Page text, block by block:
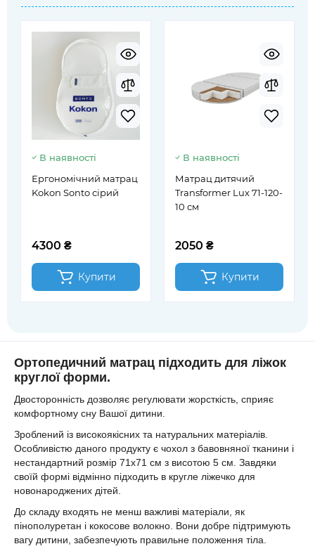
В наявності
Ергономічний матрац
Kokon Sonto сірий
4300 ₴
Купити
В наявності
Матрац дитячий
Transformer Lux 71-120-
10 см
2050 ₴
Купити
Ортопедичний матрац підходить для ліжок
круглої форми.
Двосторонність дозволяє регулювати жорсткість, сприяє
комфортному сну Вашої дитини.
Зроблений із високоякісних та натуральних матеріалів.
Особливістю даного продукту є чохол з бавовняної тканини і
нестандартний розмір 71х71 см з висотою 5 см. Завдяки
своїй формі відмінно підходить в кругле ліжечко для
новонароджених дітей.
До складу входять не менш важливі матеріали, як
пінополуретан і кокосове волокно. Вони добре підтримують
вагу дитини, забезпечують правильне положення тіла.